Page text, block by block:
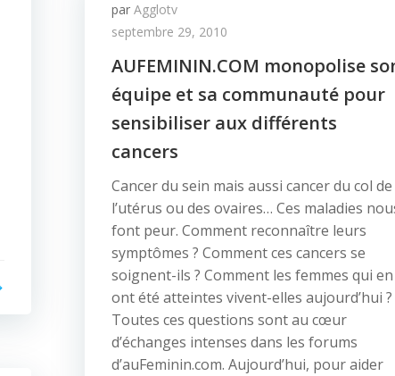
par Agglotv
septembre 29, 2010
AUFEMININ.COM monopolise
équipe et sa communauté pour
sensibiliser aux différents
cancers
Cancer du sein mais aussi cancer du col de
l’utérus ou des ovaires… Ces maladies
font peur. Comment reconnaître leurs
symptômes ? Comment ces cancers se
soignent-ils ? Comment les femmes qui en
ont été atteintes vivent-elles aujourd’hui ?
Toutes ces questions sont au cœur
d’échanges intenses dans les forums
d’auFeminin.com. Aujourd’hui, pour aider